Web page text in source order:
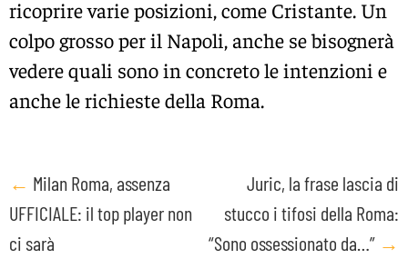
ricoprire varie posizioni, come Cristante. Un
colpo grosso per il Napoli, anche se bisognerà
vedere quali sono in concreto le intenzioni e
anche le richieste della Roma.
Post
navigation
← Milan Roma, assenza
UFFICIALE: il top player non
ci sarà
Juric, la frase lascia di
stucco i tifosi della Roma:
“Sono ossessionato da…” →